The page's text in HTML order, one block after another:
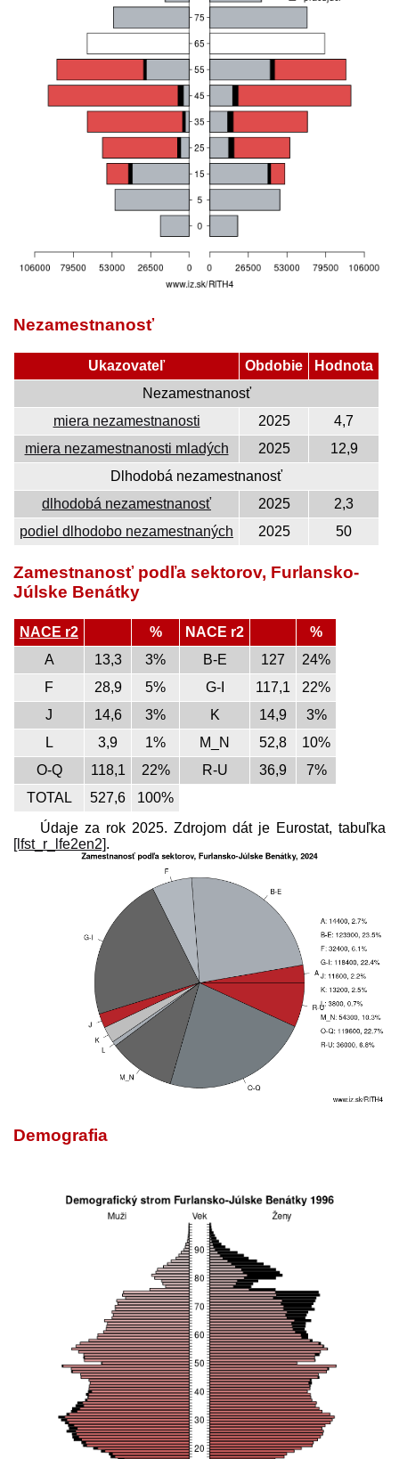
Nezamestnanosť
Ukazovateľ Obdobie
Hodnota
Nezamestnanosť
miera nezamestnanosti
2025
4,7
miera nezamestnanosti mladých
2025
12,9
Dlhodobá nezamestnanosť
dlhodobá nezamestnanosť
2025
2,3
podiel dlhodobo nezamestnaných
2025 50
Zamestnanosť podľa sektorov, Furlansko-
Júlske Benátky
NACE r2 % NACE r2
%
A
13,3 3% B-E 127
24%
F
28,9 5% G-I 117,1
22%
J
14,6 3% K 14,9
3%
L
3,9 1% M_N 52,8
10%
O-Q
118,1 22% R-U 36,9
7%
TOTAL
527,6
100%
Údaje za rok 2025. Zdrojom dát je Eurostat, tabuľka
[lfst_r_lfe2en2].
Demografia